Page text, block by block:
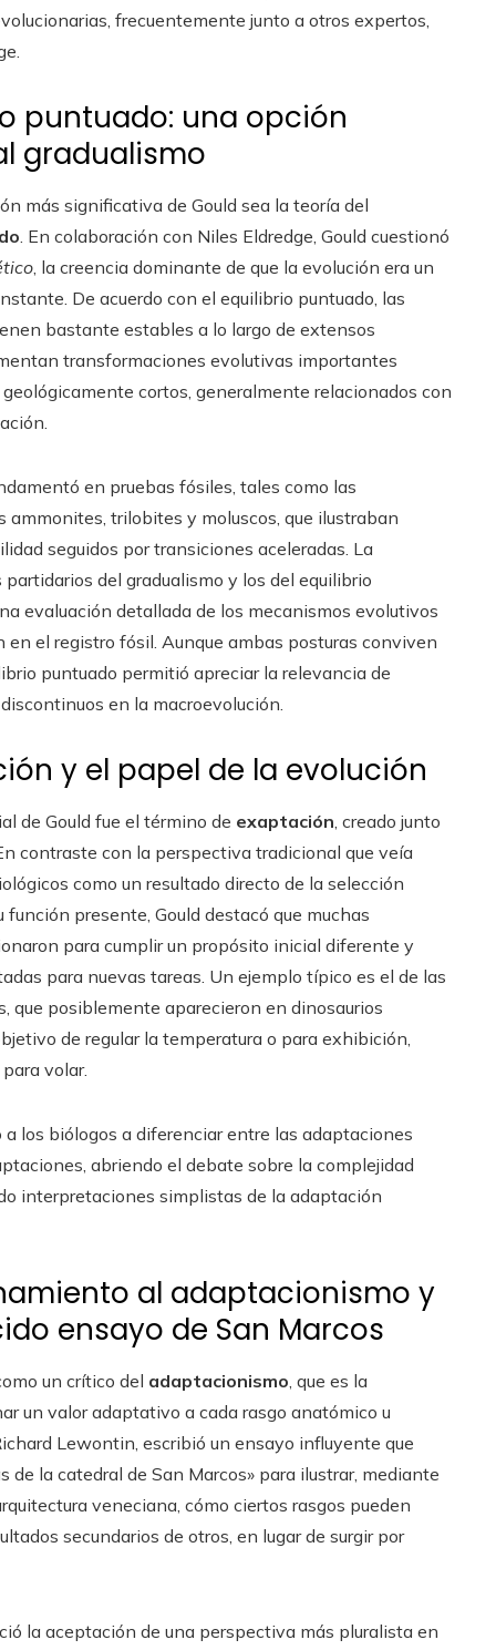
frecuentemente junto a otros expertos,
puntuado: una opción
gradualismo
más significativa de Gould sea la teoría del
. En colaboración con Niles Eldredge, Gould cuestionó
, la creencia dominante de que la evolución era un
De acuerdo con el equilibrio puntuado, las
bastante estables a lo largo de extensos
transformaciones evolutivas importantes
cortos, generalmente relacionados con
en pruebas fósiles, tales como las
ammonites, trilobites y moluscos, que ilustraban
seguidos por transiciones aceleradas. La
del gradualismo y los del equilibrio
evaluación detallada de los mecanismos evolutivos
en el registro fósil. Aunque ambas posturas conviven
puntuado permitió apreciar la relevancia de
en la macroevolución.
y el papel de la evolución
de Gould fue el término de exaptación, creado junto
contraste con la perspectiva tradicional que veía
como un resultado directo de la selección
función presente, Gould destacó que muchas
para cumplir un propósito inicial diferente y
para nuevas tareas. Un ejemplo típico es el de las
que posiblemente aparecieron en dinosaurios
de regular la temperatura o para exhibición,
volar.
los biólogos a diferenciar entre las adaptaciones
abriendo el debate sobre la complejidad
interpretaciones simplistas de la adaptación
al adaptacionismo y
ensayo de San Marcos
un crítico del adaptacionismo, que es la
un valor adaptativo a cada rasgo anatómico u
Lewontin, escribió un ensayo influyente que
de la catedral de San Marcos» para ilustrar, mediante
veneciana, cómo ciertos rasgos pueden
secundarios de otros, en lugar de surgir por
la aceptación de una perspectiva más pluralista en